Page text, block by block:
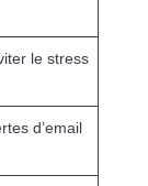
le stress
d’email